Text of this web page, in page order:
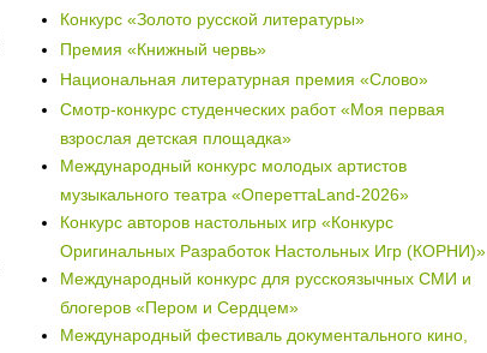
Конкурс «Золото русской литературы»
Премия «Книжный червь»
Национальная литературная премия «Слово»
Смотр-конкурс студенческих работ «Моя первая
взрослая детская площадка»
Международный конкурс молодых артистов
музыкального театра «ОпереттаLand-2026»
Конкурс авторов настольных игр «Конкурс
Оригинальных Разработок Настольных Игр (КОРНИ)»
Международный конкурс для русскоязычных СМИ и
блогеров «Пером и Сердцем»
Международный фестиваль документального кино,